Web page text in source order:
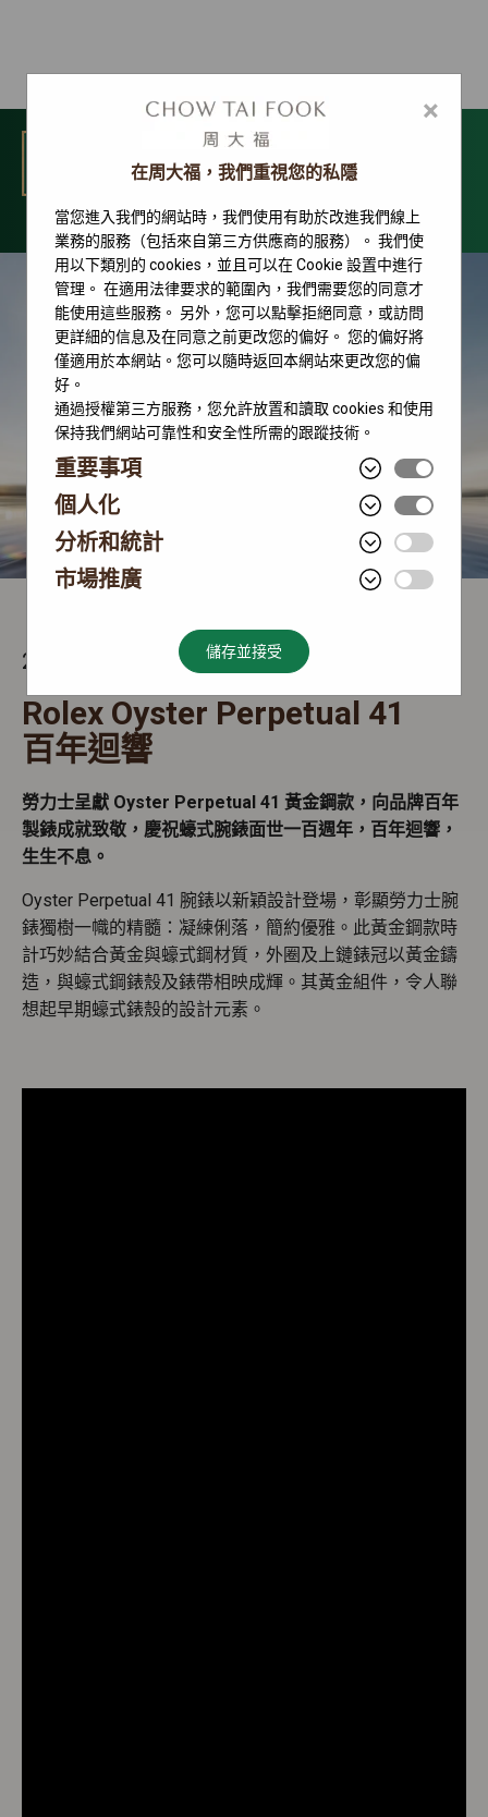
選單
2026 新款腕錶
2026 新款腕錶
Rolex Oyster Perpetual 41
百年迴響
勞力士呈獻 Oyster Perpetual 41 黃金鋼款，向品牌百年
製錶成就致敬，慶祝蠔式腕錶面世一百週年，百年迴響，
生生不息。
Oyster Perpetual 41 腕錶以新穎設計登場，彰顯勞力士腕
錶獨樹一幟的精髓：凝練俐落，簡約優雅。此黃金鋼款時
計巧妙結合黃金與蠔式鋼材質，外圈及上鏈錶冠以黃金鑄
造，與蠔式鋼錶殼及錶帶相映成輝。其黃金組件，令人聯
想起早期蠔式錶殼的設計元素。
×
在周大福，我們重視您的私隱
當您進入我們的網站時，我們使用有助於改進我們線上
業務的服務（包括來自第三方供應商的服務）。 我們使
用以下類別的 cookies，並且可以在 Cookie 設置中進行
管理。 在適用法律要求的範圍內，我們需要您的同意才
能使用這些服務。 另外，您可以點擊拒絕同意，或訪問
更詳細的信息及在同意之前更改您的偏好。 您的偏好將
僅適用於本網站。您可以隨時返回本網站來更改您的偏
好。
通過授權第三方服務，您允許放置和讀取 cookies 和使用
保持我們網站可靠性和安全性所需的跟蹤技術。
重要事項
個人化
分析和統計
市場推廣
儲存並接受